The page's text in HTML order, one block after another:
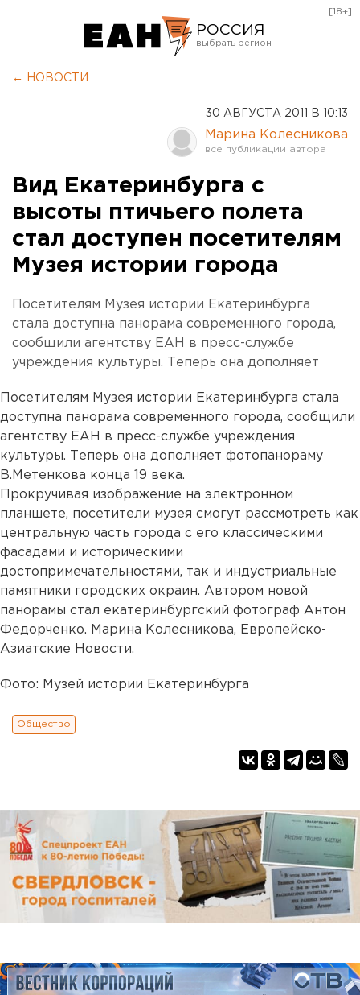
РОССИЯ
Оренбург
[18+]
← НОВОСТИ
30 АВГУСТА 2011 В 10:13
Марина Колесникова
Вид Екатеринбурга с
высоты птичьего полета
стал доступен посетителям
Музея истории города
Посетителям Музея истории Екатеринбурга
стала доступна панорама современного города,
сообщили агентству ЕАН в пресс-службе
учреждения культуры. Теперь она дополняет
Посетителям Музея истории Екатеринбурга стала
доступна панорама современного города, сообщили
агентству ЕАН в пресс-службе учреждения
культуры. Теперь она дополняет фотопанораму
В.Метенкова конца 19 века.
Прокручивая изображение на электронном
планшете, посетители музея смогут рассмотреть как
центральную часть города с его классическими
фасадами и историческими
достопримечательностями, так и индустриальные
памятники городских окраин. Автором новой
панорамы стал екатеринбургский фотограф Антон
Федорченко. Марина Колесникова, Европейско-
Азиатские Новости.
Фото: Музей истории Екатеринбурга
Общество